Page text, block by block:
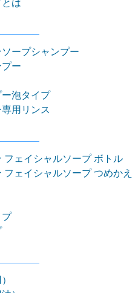
は
ープシャンプー
ー
泡タイプ
用リンス
フェイシャルソープ ボトル
ェイシャルソープ つめかえ
プ